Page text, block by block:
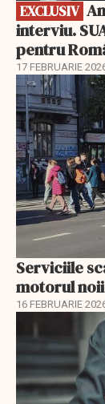
EXCLUSIV
interviu.
pentru
17 FEBRUARIE
Serviciile
motorul
16 FEBRUARIE